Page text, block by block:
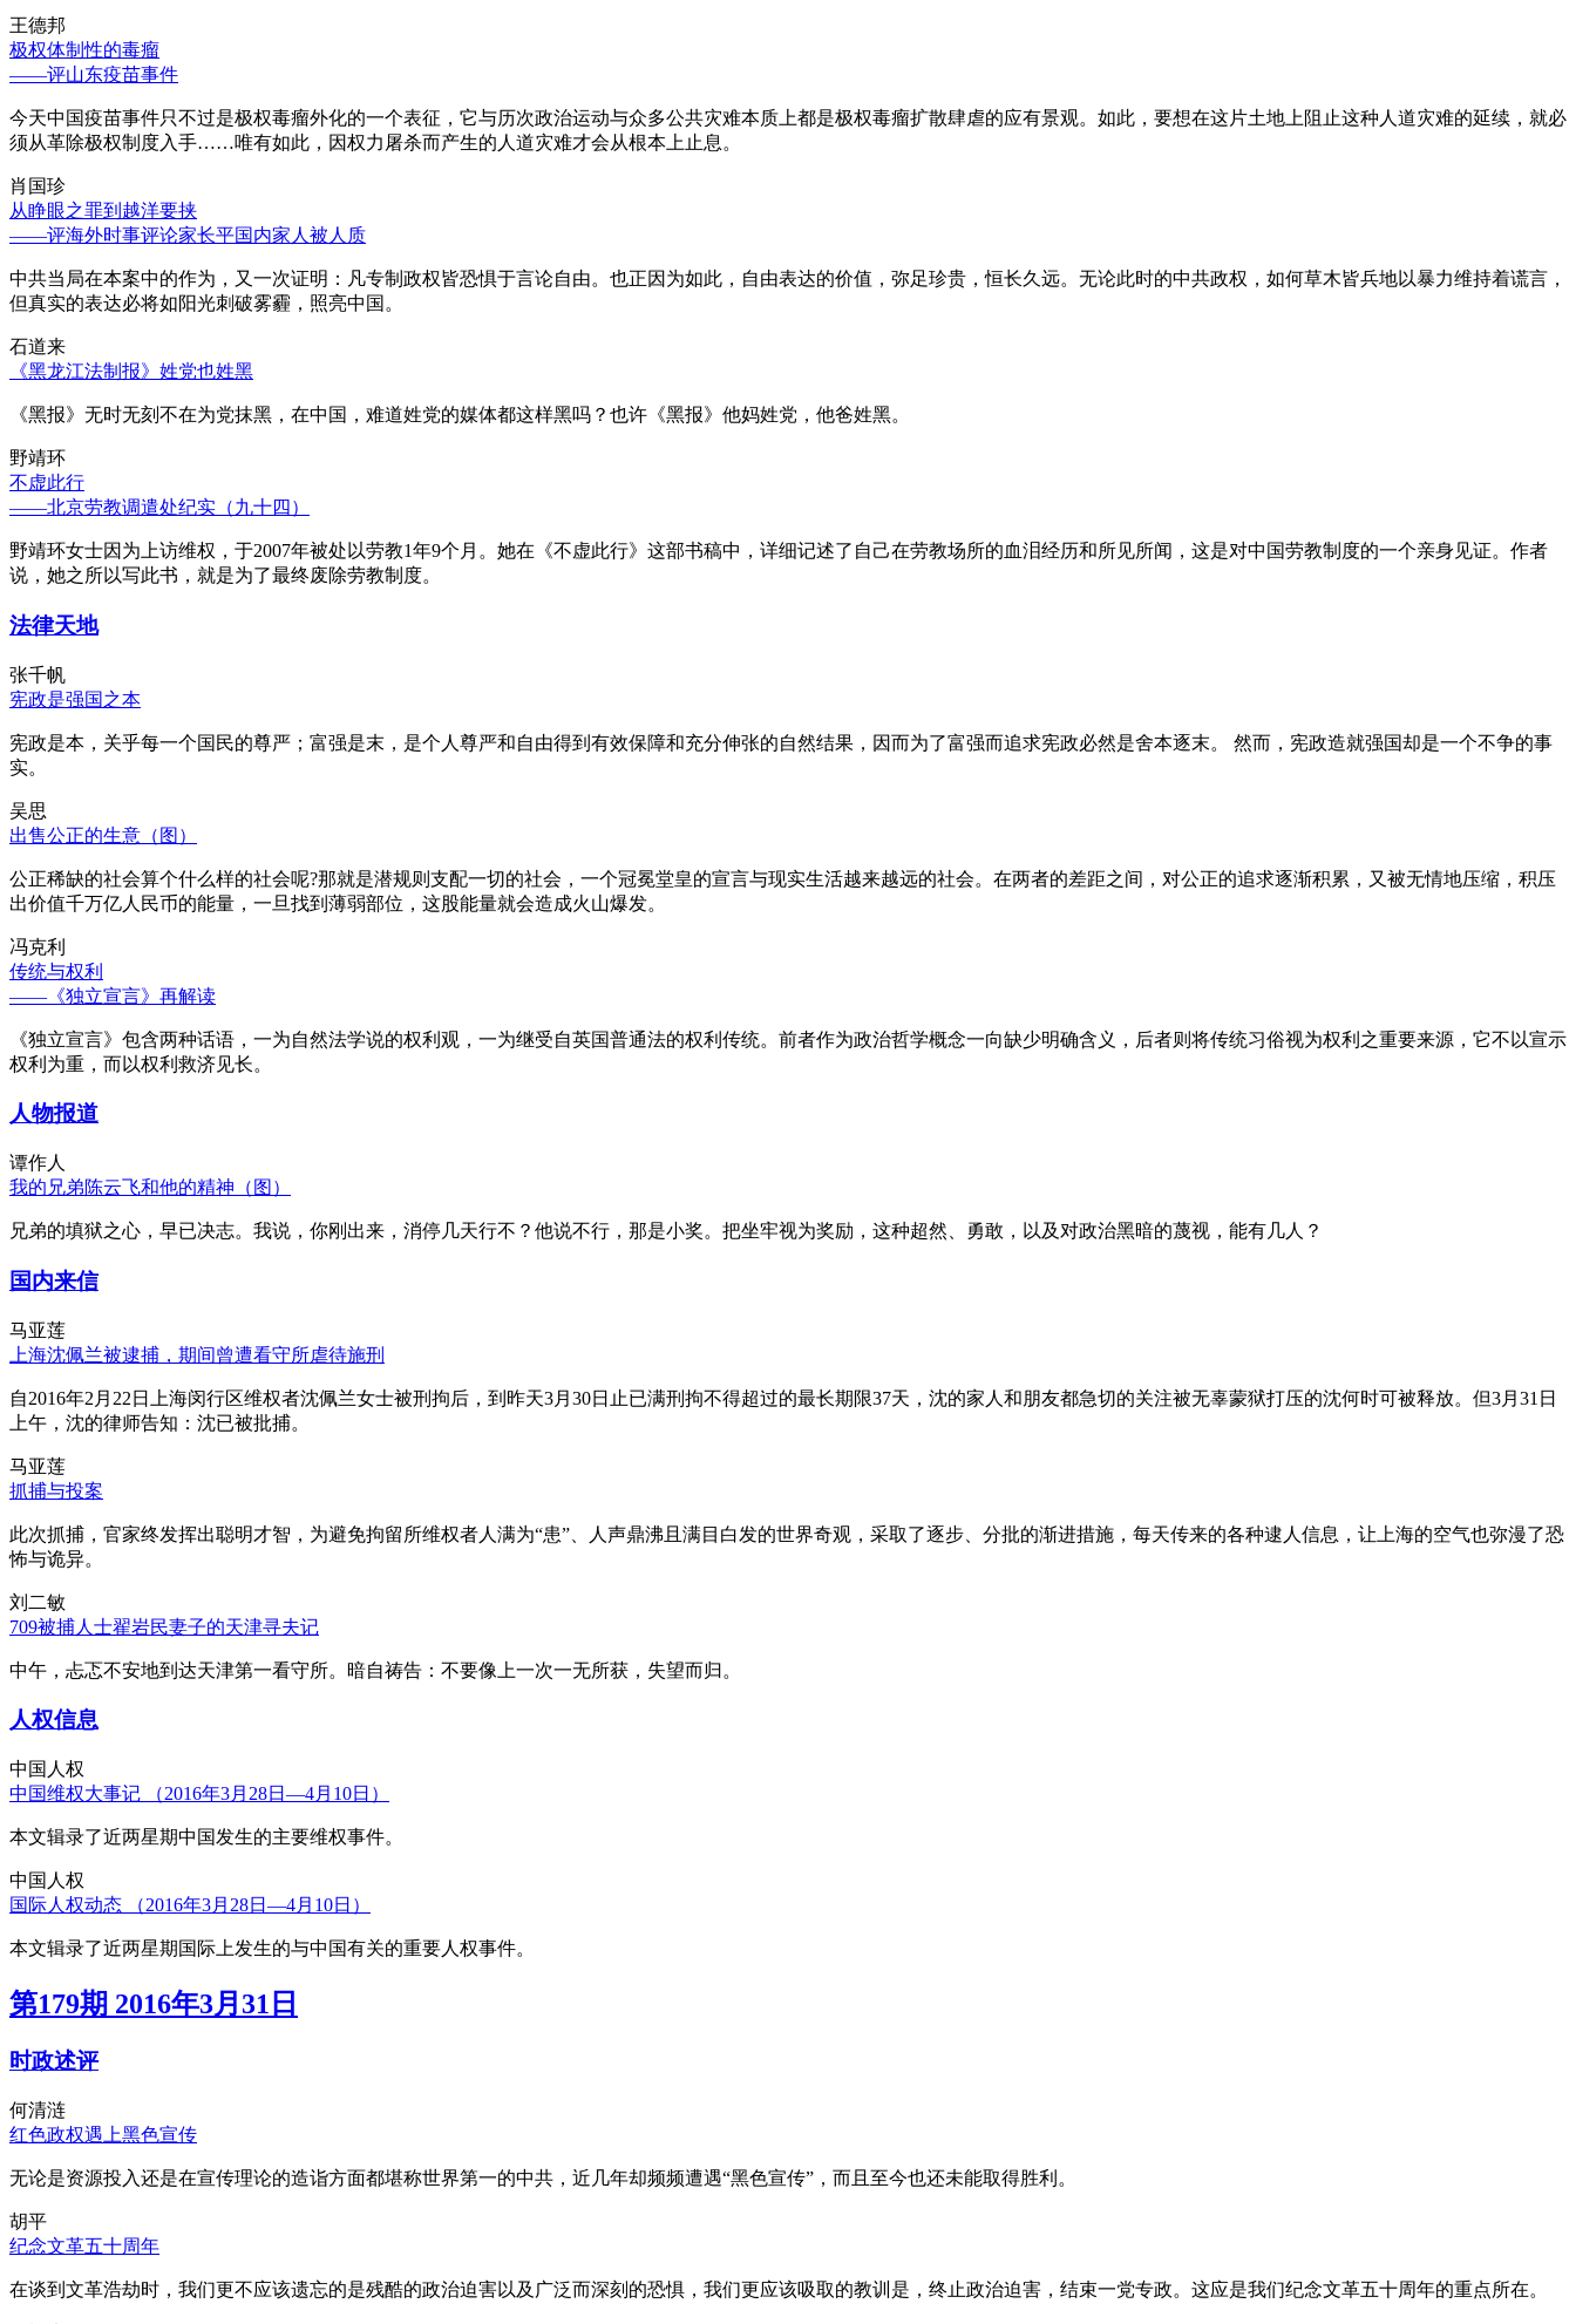
王德邦
极权体制性的毒瘤
——评山东疫苗事件
今天中国疫苗事件只不过是极权毒瘤外化的一个表征，它与历次政治运动与众多公共灾难本质上都是极权毒瘤扩散肆虐的应有景观。如此，要想在这片土地上阻止这种人道灾难的延续，就必
须从革除极权制度入手……唯有如此，因权力屠杀而产生的人道灾难才会从根本上止息。
肖国珍
从睁眼之罪到越洋要挟
——评海外时事评论家长平国内家人被人质
中共当局在本案中的作为，又一次证明：凡专制政权皆恐惧于言论自由。也正因为如此，自由表达的价值，弥足珍贵，恒长久远。无论此时的中共政权，如何草木皆兵地以暴力维持着谎言，
但真实的表达必将如阳光刺破雾霾，照亮中国。
石道来
《黑龙江法制报》姓党也姓黑
《黑报》无时无刻不在为党抹黑，在中国，难道姓党的媒体都这样黑吗？也许《黑报》他妈姓党，他爸姓黑。
野靖环
不虚此行
——北京劳教调遣处纪实（九十四）
野靖环女士因为上访维权，于2007年被处以劳教1年9个月。她在《不虚此行》这部书稿中，详细记述了自己在劳教场所的血泪经历和所见所闻，这是对中国劳教制度的一个亲身见证。作者
说，她之所以写此书，就是为了最终废除劳教制度。
法律天地
张千帆
宪政是强国之本
宪政是本，关乎每一个国民的尊严；富强是末，是个人尊严和自由得到有效保障和充分伸张的自然结果，因而为了富强而追求宪政必然是舍本逐末。 然而，宪政造就强国却是一个不争的事
实。
吴思
出售公正的生意（图）
公正稀缺的社会算个什么样的社会呢?那就是潜规则支配一切的社会，一个冠冕堂皇的宣言与现实生活越来越远的社会。在两者的差距之间，对公正的追求逐渐积累，又被无情地压缩，积压
出价值千万亿人民币的能量，一旦找到薄弱部位，这股能量就会造成火山爆发。
冯克利
传统与权利
——《独立宣言》再解读
《独立宣言》包含两种话语，一为自然法学说的权利观，一为继受自英国普通法的权利传统。前者作为政治哲学概念一向缺少明确含义，后者则将传统习俗视为权利之重要来源，它不以宣示
权利为重，而以权利救济见长。
人物报道
谭作人
我的兄弟陈云飞和他的精神（图）
兄弟的填狱之心，早已决志。我说，你刚出来，消停几天行不？他说不行，那是小奖。把坐牢视为奖励，这种超然、勇敢，以及对政治黑暗的蔑视，能有几人？
国内来信
马亚莲
上海沈佩兰被逮捕，期间曾遭看守所虐待施刑
自2016年2月22日上海闵行区维权者沈佩兰女士被刑拘后，到昨天3月30日止已满刑拘不得超过的最长期限37天，沈的家人和朋友都急切的关注被无辜蒙狱打压的沈何时可被释放。但3月31日
上午，沈的律师告知：沈已被批捕。
马亚莲
抓捕与投案
此次抓捕，官家终发挥出聪明才智，为避免拘留所维权者人满为“患”、人声鼎沸且满目白发的世界奇观，采取了逐步、分批的渐进措施，每天传来的各种逮人信息，让上海的空气也弥漫了恐
怖与诡异。
刘二敏
709被捕人士翟岩民妻子的天津寻夫记
中午，忐忑不安地到达天津第一看守所。暗自祷告：不要像上一次一无所获，失望而归。
人权信息
中国人权
中国维权大事记 （2016年3月28日—4月10日）
本文辑录了近两星期中国发生的主要维权事件。
中国人权
国际人权动态 （2016年3月28日—4月10日）
本文辑录了近两星期国际上发生的与中国有关的重要人权事件。
第179期 2016年3月31日
时政述评
何清涟
红色政权遇上黑色宣传
无论是资源投入还是在宣传理论的造诣方面都堪称世界第一的中共，近几年却频频遭遇“黑色宣传”，而且至今也还未能取得胜利。
胡平
纪念文革五十周年
在谈到文革浩劫时，我们更不应该遗忘的是残酷的政治迫害以及广泛而深刻的恐惧，我们更应该吸取的教训是，终止政治迫害，结束一党专政。这应是我们纪念文革五十周年的重点所在。